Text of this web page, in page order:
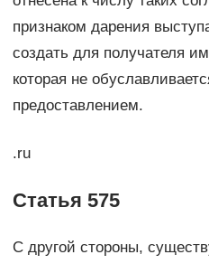
признаком дарения
создать для получателя
которая не
предоставлением.
.ru
Статья 575
С другой стороны,